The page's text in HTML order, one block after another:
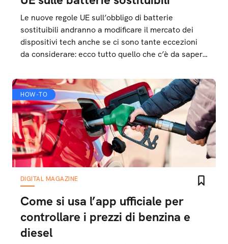
Le nuove regole UE sull’obbligo di batterie
sostituibili andranno a modificare il mercato dei
dispositivi tech anche se ci sono tante eccezioni
da considerare: ecco tutto quello che c’è da sapere
HOW-TO
DIGITAL MAGAZINE
Come si usa l’app ufficiale per
controllare i prezzi di benzina e
diesel